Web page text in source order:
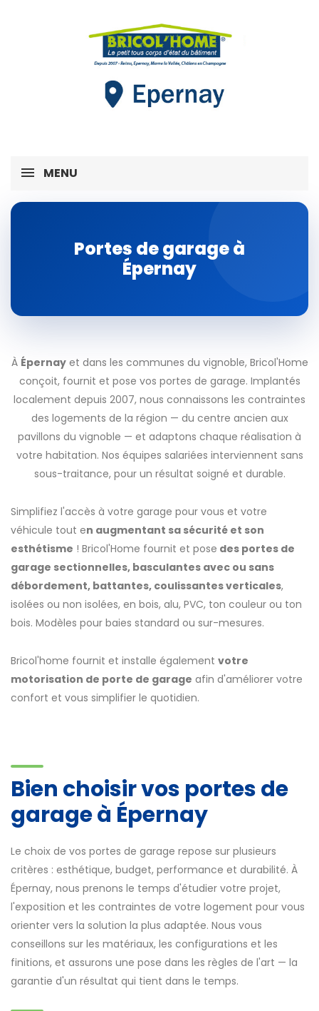
MENU
Portes de garage à
Épernay
À Épernayet dans les communes du vignoble, Bricol'Home
conçoit, fournit et pose vos portes de garage. Implantés
localement depuis 2007, nous connaissons les contraintes
des logements de la région — du centre ancien aux
pavillons du vignoble — et adaptons chaque réalisation à
votre habitation. Nos équipes salariées interviennent sans
sous-traitance, pour un résultat soigné et durable.
Simplifiez l'accès à votre garage pour vous et votre
véhicule tout en augmentant sa sécurité et son
esthétisme ! Bricol'Home fournit et pose des portes de
garage sectionnelles, basculantes avec ou sans
débordement, battantes, coulissantes verticales,
isolées ou non isolées, en bois, alu, PVC, ton couleur ou ton
bois. Modèles pour baies standard ou sur-mesures.
Bricol'home fournit et installe également votre
motorisation de porte de garage afin d'améliorer votre
confort et vous simplifier le quotidien.
Bien choisir vos portes de
garage à Épernay
Le choix de vos portes de garage repose sur plusieurs
critères : esthétique, budget, performance et durabilité. À
Épernay, nous prenons le temps d'étudier votre projet,
l'exposition et les contraintes de votre logement pour vous
orienter vers la solution la plus adaptée. Nous vous
conseillons sur les matériaux, les configurations et les
finitions, et assurons une pose dans les règles de l'art — la
garantie d'un résultat qui tient dans le temps.